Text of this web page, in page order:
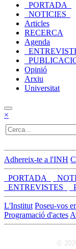
_PORTADA_
_NOTICIES_
Articles
RECERCA
Agenda
Opinió
Arxiu
Universitat
×
Adhereix-te a l'INH
_PORTADA_
_ENTREVISTES_
L'Institut Poseu-vos
Programació d'actes
©